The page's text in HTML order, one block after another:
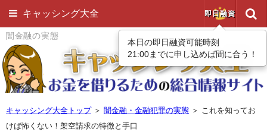
本日の即日融資可能時刻
21:00までに申し込めば間に合う！
キャッシング大全 即日融資
闇金融の実態
キャッシング大全トップ＞ 闇金融・金融犯罪の実態 ＞ これを知ってお
けば怖くない！架空請求の特徴と手口